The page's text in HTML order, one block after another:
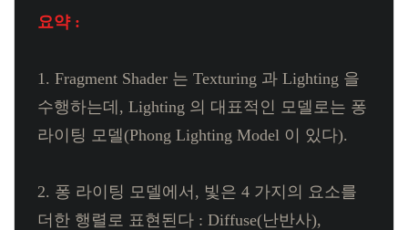
요약 :
1. Fragment Shader 는 Texturing 과 Lighting 을
수행하는데, Lighting 의 대표적인 모델로는 퐁
라이팅 모델(Phong Lighting Model 이 있다).
2. 퐁 라이팅 모델에서, 빛은 4 가지의 요소를
더한 행렬로 표현된다 : Diffuse(난반사),